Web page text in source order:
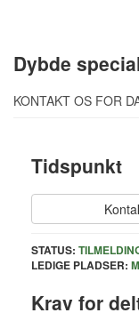
Dybde
KONTAKT OS FOR
Tidspunkt
STATUS:
LEDIGE PLADSER:
Krav for